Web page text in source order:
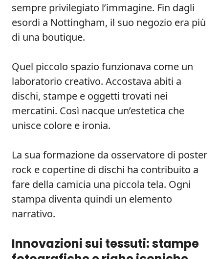
sempre privilegiato l’immagine. Fin dagli
esordi a Nottingham, il suo negozio era più
di una boutique.
Quel piccolo spazio funzionava come un
laboratorio creativo. Accostava abiti a
dischi, stampe e oggetti trovati nei
mercatini. Così nacque un’estetica che
unisce colore e ironia.
La sua formazione da osservatore di poster
rock e copertine di dischi ha contribuito a
fare della camicia una piccola tela. Ogni
stampa diventa quindi un elemento
narrativo.
Innovazioni sui tessuti: stampe